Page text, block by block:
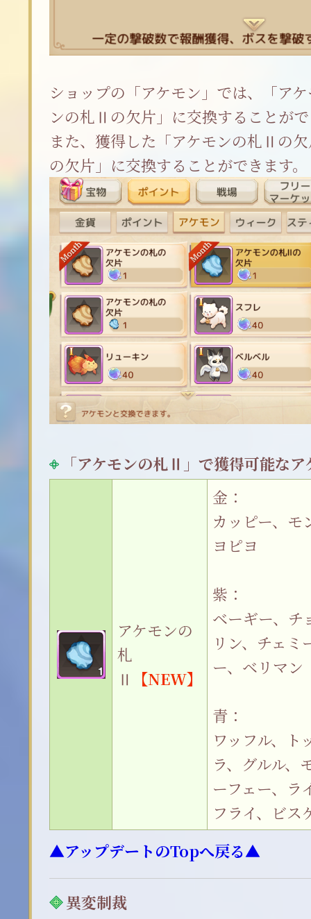
ショップの「アケモン」では、「ア
ンの札Ⅱの欠片」に交換することが
また、獲得した「アケモンの札Ⅱの
の欠片」に交換することができます。
「アケモンの札Ⅱ」で獲得可能な
アケモンの
札
Ⅱ
【NEW】
金：
カッピー、モ
ヨピヨ
紫：
ベーギー、チ
リン、チェミ
ー、ベリマン
青：
ワッフル、ト
ラ、グルル、
ーフェー、ラ
フライ、ビス
▲アップデートのTopへ戻る▲
異変制裁